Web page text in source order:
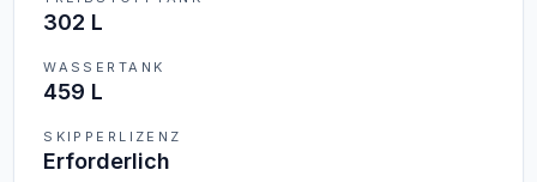
302 L
WASSERTANK
459 L
SKIPPERLIZENZ
Erforderlich